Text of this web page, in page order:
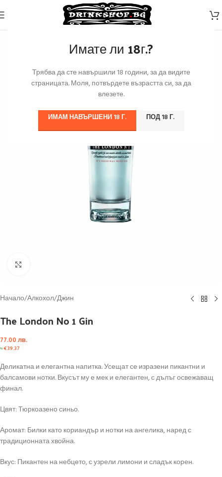
Имате ли 18г.?
Трябва да сте навършили 18 години, за да видите
страницата. Моля, потвърдете възрастта си, за да
влезете.
ИМАМ НАВЪРШЕНИ 18 Г. ПОД 18 Г.
Начало/Алкохол/Джин
The London No 1 Gin
77.00 лв.
≈€39.37
Деликатна и елегантна напитка. Усещат се изразени пикантни и
балсамови нотки. Вкусът му е мек и елегантен, с дълъг освежаващ
финал.
Цвят: Тюркоазено синьо.
Аромат: Билки като кориандър и нотки на ангелика, наред с
традиционната хвойна.
Вкус: Пикантен на небцето, с узрели лимони и сладък корен.